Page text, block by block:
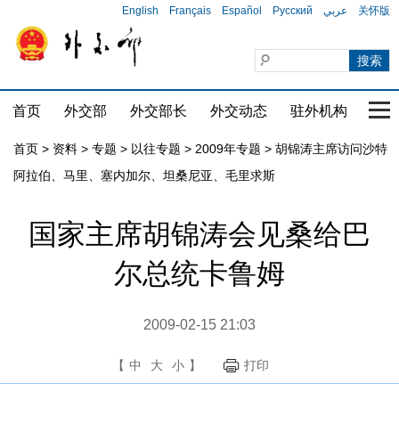
English Français Español Русский عربي 关怀版
首页 外交部 外交部长 外交动态 驻外机构 国
首页 > 资料 > 专题 > 以往专题 > 2009年专题 > 胡锦涛主席访问沙特
阿拉伯、马里、塞内加尔、坦桑尼亚、毛里求斯
国家主席胡锦涛会见桑给巴
尔总统卡鲁姆
2009-02-15 21:03
【 中 大 小 】 打印